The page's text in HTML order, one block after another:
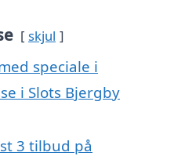
skjul
speciale i
i Slots Bjergby
3 tilbud på